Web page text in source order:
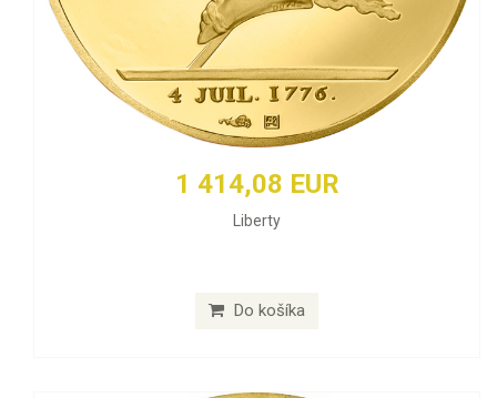
1 414,08 EUR
Liberty
Do košíka